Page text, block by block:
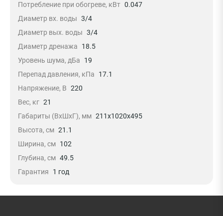
Потребление при обогреве, кВт 0.047
Диаметр вх. воды 3/4
Диаметр вых. воды 3/4
Диаметр дренажа
18.5
Уровень шума, дБа
19
Перепад давления, кПа
17.1
Напряжение, В 220
Вес, кг 21
Габариты (ВxШxГ), мм 211x1020x495
Высота, см 21.1
Ширина, см 102
Глубина, см 49.5
Гарантия
1 год